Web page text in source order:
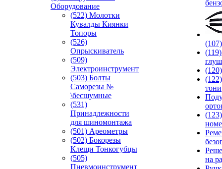
Оборудование
(522) Молотки
Кувалды Киянки
Топоры
(526)
Опрыскиватель
(509)
Электроинструмент
(503) Болты
Саморезы №
\бесшумные
(531)
Принадлежности
для шиномонтажа
(501) Ареометры
(502) Бокорезы
Клещи Тонкогубцы
(505)
Пневмоинструмент
на